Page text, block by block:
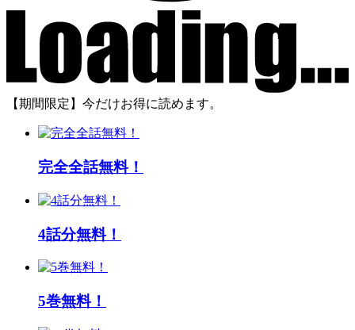
【期間限定】今だけお得に読めます。
完全全話無料！
4話分無料！
5巻無料！